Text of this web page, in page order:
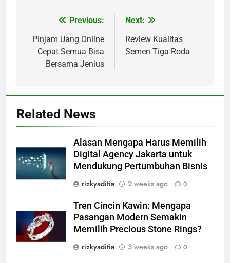
navigation
Previous:
Pinjam Uang Online
Cepat Semua Bisa
Bersama Jenius
Next:
Review Kualitas
Semen Tiga Roda
Related News
Alasan Mengapa Harus Memilih
Digital Agency Jakarta untuk
Mendukung Pertumbuhan Bisnis
rizkyaditia
2 weeks ago 0
Tren Cincin Kawin: Mengapa
Pasangan Modern Semakin
Memilih Precious Stone Rings?
rizkyaditia
3 weeks ago 0